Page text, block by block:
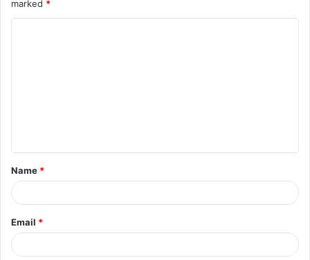
marked *
t
*
Name *
Email *